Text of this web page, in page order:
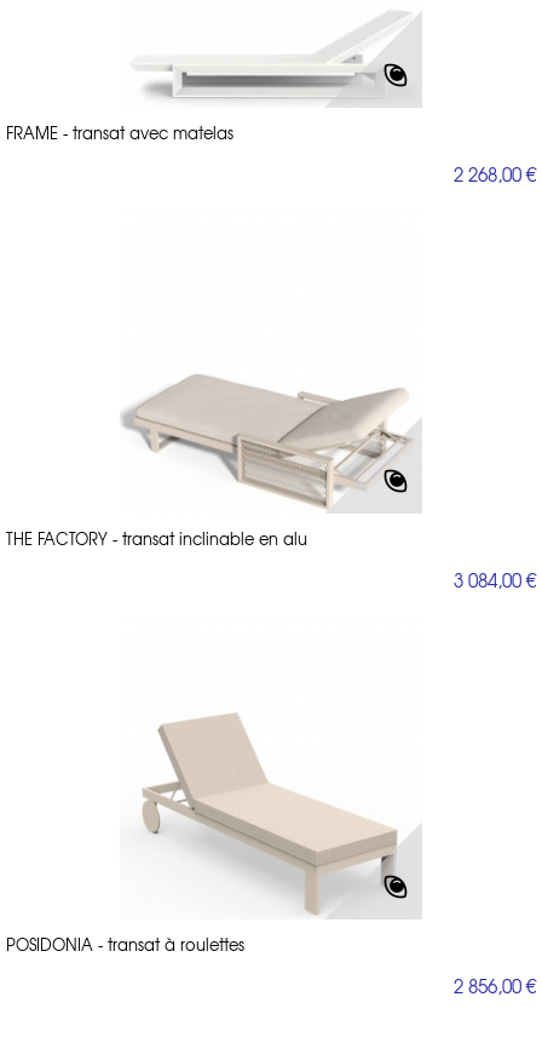
FRAME - transat avec matelas
2 268,00 €
THE FACTORY - transat inclinable en alu
3 084,00 €
POSIDONIA - transat à roulettes
2 856,00 €